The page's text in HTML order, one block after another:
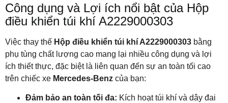
Công dụng và Lợi ích nổi bật của Hộp
điều khiển túi khí A2229000303
Việc thay thế Hộp điều khiển túi khí A2229000303 bằng
phụ tùng chất lượng cao mang lại nhiều công dụng và lợi
ích thiết thực, đặc biệt là liên quan đến sự an toàn tối cao
trên chiếc xe Mercedes-Benz của bạn:
Đảm bảo an toàn tối đa: Kích hoạt túi khí và dây đai